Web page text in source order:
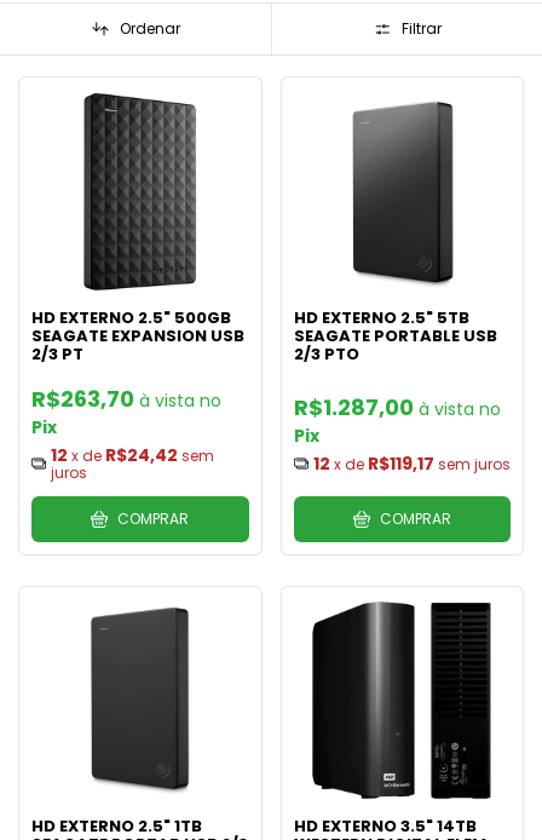
Ordenar Filtrar
HD EXTERNO 2.5" 500GB
SEAGATE EXPANSION USB
2/3 PT
R$263,70
Pix
12 x de R$24,42 sem
juros
COMPRAR
HD EXTERNO 2.5" 5TB
SEAGATE PORTABLE USB
2/3 PTO
R$1.287,00
Pix
12 x de R$119,17 sem juros
COMPRAR
HD EXTERNO 2.5" 1TB HD EXTERNO 3.5" 14TB